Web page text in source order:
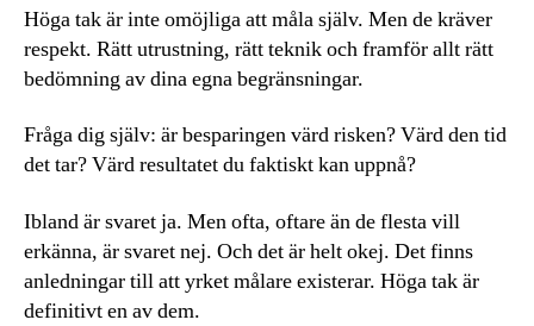
Höga tak är inte omöjliga att måla själv. Men de kräver
respekt. Rätt utrustning, rätt teknik och framför allt rätt
bedömning av dina egna begränsningar.
Fråga dig själv: är besparingen värd risken? Värd den tid
det tar? Värd resultatet du faktiskt kan uppnå?
Ibland är svaret ja. Men ofta, oftare än de flesta vill
erkänna, är svaret nej. Och det är helt okej. Det finns
anledningar till att yrket målare existerar. Höga tak är
definitivt en av dem.